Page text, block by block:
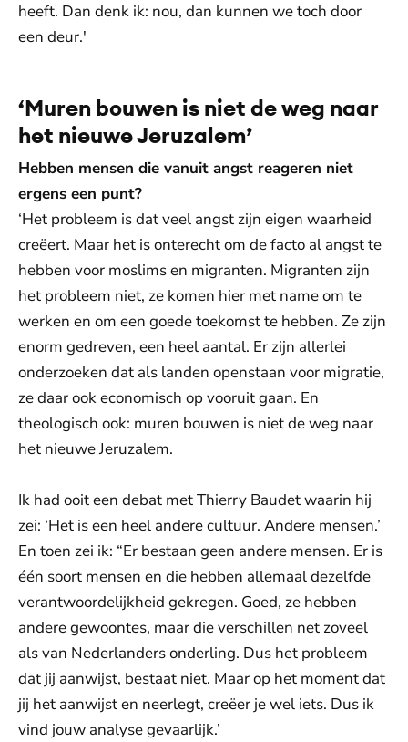
heeft. Dan denk ik: nou, dan kunnen we toch door
een deur.'
‘Muren bouwen is niet de weg naar
het nieuwe Jeruzalem’
Hebben mensen die vanuit angst reageren niet
ergens een punt?
‘Het probleem is dat veel angst zijn eigen waarheid
creëert. Maar het is onterecht om de facto al angst te
hebben voor moslims en migranten. Migranten zijn
het probleem niet, ze komen hier met name om te
werken en om een goede toekomst te hebben. Ze zijn
enorm gedreven, een heel aantal. Er zijn allerlei
onderzoeken dat als landen openstaan voor migratie,
ze daar ook economisch op vooruit gaan. En
theologisch ook: muren bouwen is niet de weg naar
het nieuwe Jeruzalem.
Ik had ooit een debat met Thierry Baudet waarin hij
zei: ‘Het is een heel andere cultuur. Andere mensen.’
En toen zei ik: “Er bestaan geen andere mensen. Er is
één soort mensen en die hebben allemaal dezelfde
verantwoordelijkheid gekregen. Goed, ze hebben
andere gewoontes, maar die verschillen net zoveel
als van Nederlanders onderling. Dus het probleem
dat jij aanwijst, bestaat niet. Maar op het moment dat
jij het aanwijst en neerlegt, creëer je wel iets. Dus ik
vind jouw analyse gevaarlijk.’